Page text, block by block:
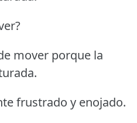
mover porque la
frustrado y enojado.